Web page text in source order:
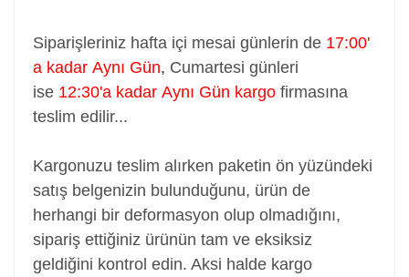
Siparişleriniz hafta içi mesai günlerin de 17:00'
a kadar Aynı Gün, Cumartesi günleri
ise 12:30'a kadar Aynı Gün kargo firmasına
teslim edilir...
Kargonuzu teslim alırken paketin ön yüzündeki
satış belgenizin bulunduğunu, ürün de
herhangi bir deformasyon olup olmadığını,
sipariş ettiğiniz ürünün tam ve eksiksiz
geldiğini kontrol edin. Aksi halde kargo